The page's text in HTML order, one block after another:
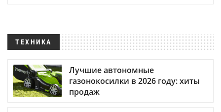
ТЕХНИКА
Лучшие автономные
газонокосилки в 2026 году: хиты
продаж